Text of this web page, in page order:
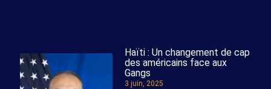
Haïti : Un changement de cap
des américains face aux
Gangs
3 juin, 2025